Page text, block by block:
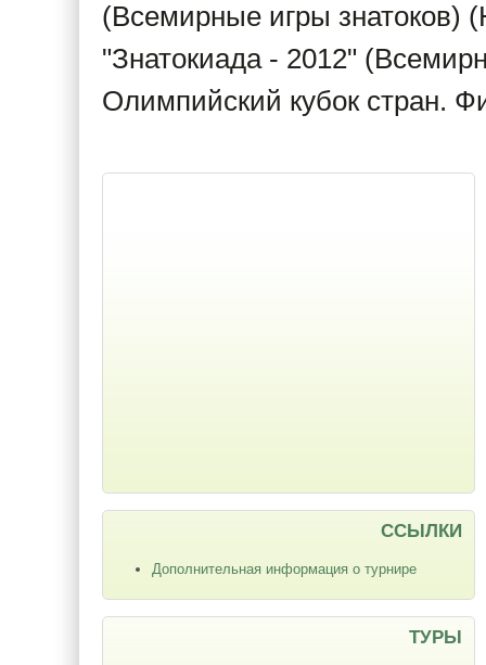
(Всемирные игры знатоков)
"Знатокиада - 2012"
Олимпийский кубок стран.
ССЫЛКИ
Дополнительная информация о турнире
ТУРЫ